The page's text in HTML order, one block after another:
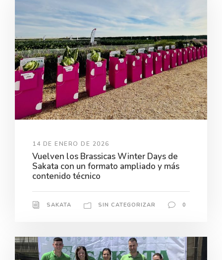
14 DE ENERO DE 2026
Vuelven los Brassicas Winter Days de
Sakata con un formato ampliado y más
contenido técnico
SAKATA SIN CATEGORIZAR 0